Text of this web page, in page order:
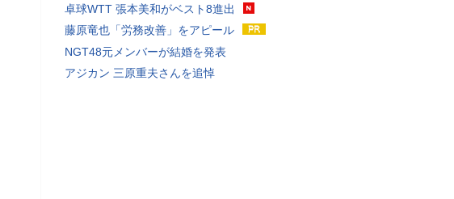
卓球WTT 張本美和がベスト8進出
藤原竜也「労務改善」をアピール
NGT48元メンバーが結婚を発表
アジカン 三原重夫さんを追悼